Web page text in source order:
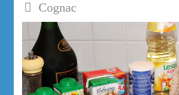
Cognac